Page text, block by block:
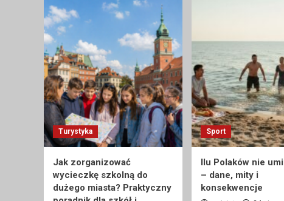
Turystyka
Jak zorganizować
wycieczkę szkolną do
dużego miasta? Praktyczny
Sport
Ilu Polaków nie
– dane, mity i
konsekwencje